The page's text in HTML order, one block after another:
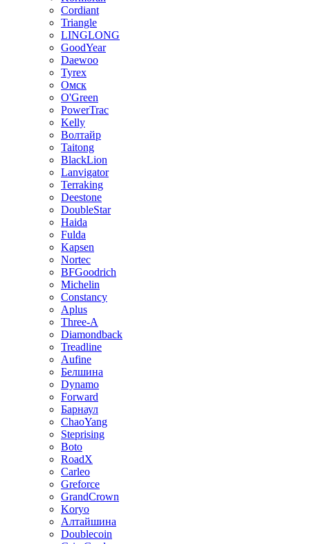
Cordiant
Triangle
LINGLONG
GoodYear
Daewoo
Tyrex
Омск
O'Green
PowerTrac
Kelly
Волтайр
Taitong
BlackLion
Lanvigator
Terraking
Deestone
DoubleStar
Haida
Fulda
Kapsen
Nortec
BFGoodrich
Michelin
Constancy
Aplus
Three-A
Diamondback
Treadline
Aufine
Белшина
Dynamo
Forward
Барнаул
ChaoYang
Steprising
Boto
RoadX
Carleo
Greforce
GrandCrown
Koryo
Алтайшина
Doublecoin